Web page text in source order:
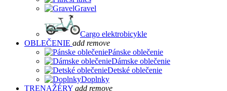
Gravel
Cargo elektrobicykle
OBLEČENIE add remove
Pánske oblečenie
Dámske oblečenie
Detské oblečenie
Doplnky
TRENAŽÉRY add remove